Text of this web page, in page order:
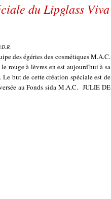
du Lipglass Viva
des égéries des cosmétiques M.A.C.
rouge à lèvres en est aujourd'hui à sa
but de cette création spéciale est de
au Fonds sida M.A.C. JULIE DE